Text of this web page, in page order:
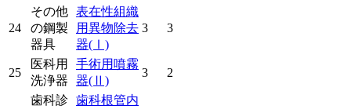
24
その他
の鋼製
器具
表在性組織
用異物除去
器(Ⅰ)
3 3
25
医科用
洗浄器
手術用噴霧
器(Ⅱ)
3 2
歯科診
歯科根管内